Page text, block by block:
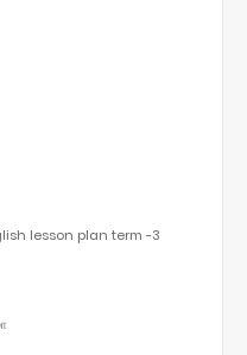
lesson plan term -3